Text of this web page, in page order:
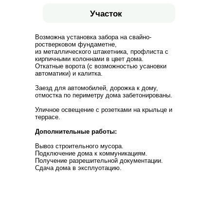
Участок
Возможна установка забора на свайно-
ростверковом фундаметне,
из металлического штакетника, профлиста с
кирпичными колоннами в цвет дома.
Откатные ворота (с возможностью усановки
автоматики) и калитка.
Заезд для автомобилей, дорожка к дому,
отмостка по периметру дома забетонированы.
Уличное освещение с розетками на крыльце и
террасе.
Дополнительные работы:
Вывоз строительного мусора.
Подключение дома к коммуникациям.
Получение разрешительной документации.
Сдача дома в эксплуотацию.